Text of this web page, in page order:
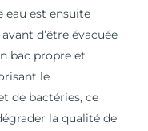
eau est ensuite
d’être évacuée
bac propre et
le
de bactéries, ce
la qualité de